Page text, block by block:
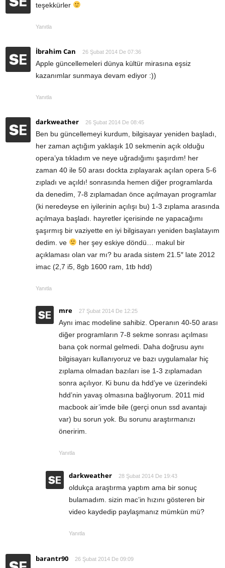
teşekkürler
Yanıtla
İbrahim Can 26 Şubat 2014 De 07:36
Apple güncellemeleri dünya kültür mirasına eşsiz
kazanımlar sunmaya devam ediyor :))
Yanıtla
darkweather 26 Şubat 2014 De 08:45
Ben bu güncellemeyi kurdum, bilgisayar yeniden başladı,
her zaman açtığım yaklaşık 10 sekmenin açık olduğu
opera’ya tıkladım ve neye uğradığımı şaşırdım! her
zaman 40 ile 50 arası dockta zıplayarak açılan opera 5-6
zıpladı ve açıldı! sonrasında hemen diğer programlarda
da denedim, 7-8 zıplamadan önce açılmayan programlar
(ki neredeyse en iyilerinin açılışı bu) 1-3 zıplama arasında
açılmaya başladı. hayretler içerisinde ne yapacağımı
şaşırmış bir vaziyette en iyi bilgisayarı yeniden başlatayım
dedim. ve
her şey eskiye döndü… makul bir
açıklaması olan var mı? bu arada sistem 21.5″ late 2012
imac (2,7 i5, 8gb 1600 ram, 1tb hdd)
Yanıtla
mre 27 Şubat 2014 De 12:25
Aynı imac modeline sahibiz. Operanın 40-50 arası
diğer programların 7-8 sekme sonrası açılması
bana çok normal gelmedi. Daha doğrusu aynı
bilgisayarı kullanıyoruz ve bazı uygulamalar hiç
zıplama olmadan bazıları ise 1-3 zıplamadan
sonra açılıyor. Ki bunu da hdd’ye ve üzerindeki
hdd’nin yavaş olmasına bağlıyorum. 2011 mid
macbook air’imde bile (gerçi onun ssd avantajı
var) bu sorun yok. Bu sorunu araştırmanızı
öneririm.
Yanıtla
darkweather 28 Şubat 2014 De 19:43
oldukça araştırma yaptım ama bir sonuç
bulamadım. sizin mac’in hızını gösteren bir
video kaydedip paylaşmanız mümkün mü?
Yanıtla
barantr90 26 Şubat 2014 De 09:09